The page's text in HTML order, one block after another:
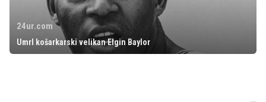
24ur.com
Umrl košarkarski velikan Elgin Baylor